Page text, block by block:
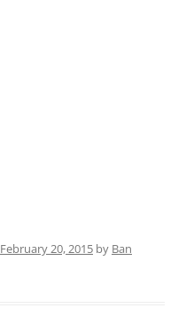
February 20, 2015 by Ban